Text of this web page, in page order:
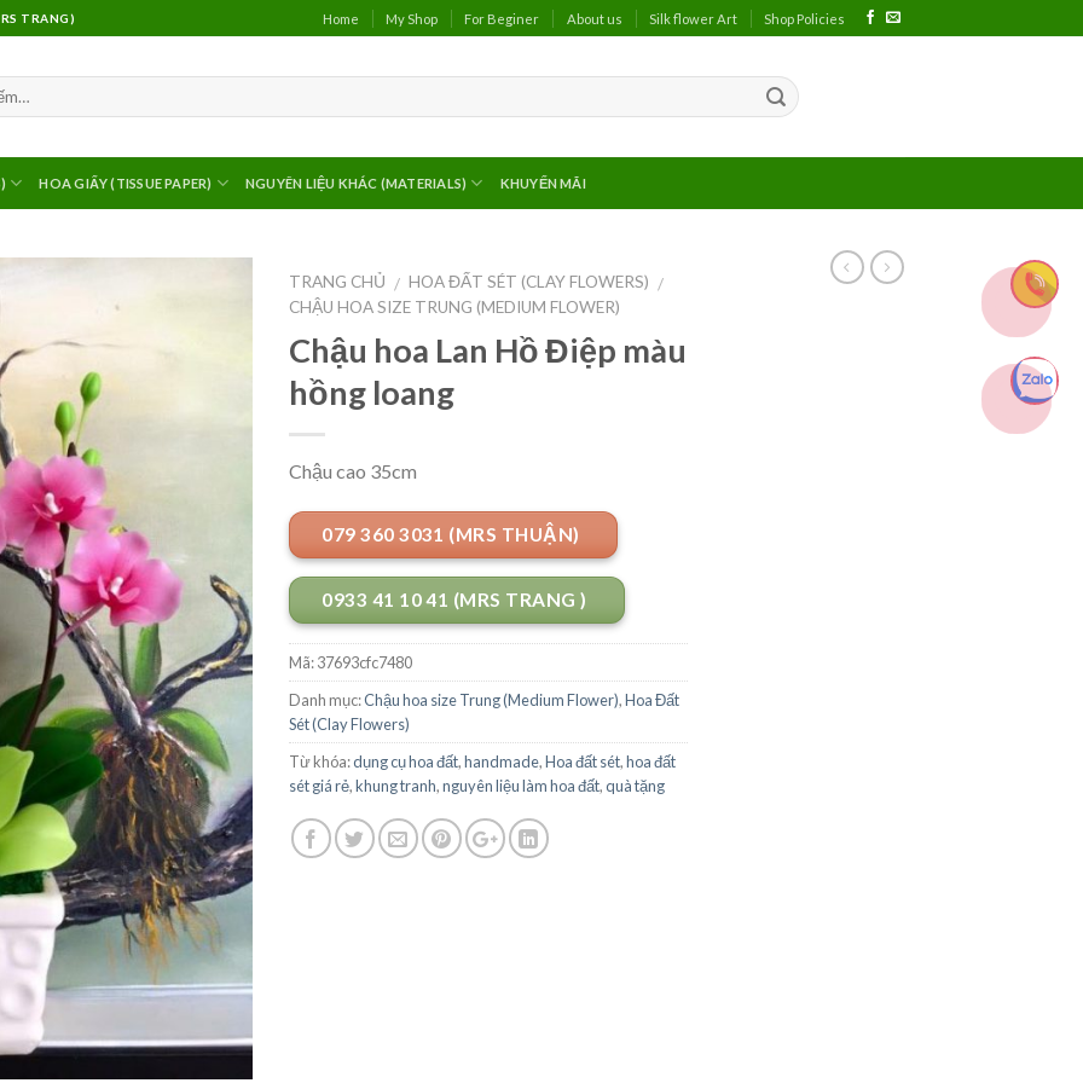
TRANG) Home My Shop For Beginer About us Silk flower Art Shop Policies
HOA GIẤY (TISSUE PAPER) NGUYÊN LIỆU KHÁC (MATERIALS) KHUYẾN MÃI
TRANG CHỦ / HOA ĐẤT SÉT (CLAY FLOWERS) /
CHẬU HOA SIZE TRUNG (MEDIUM FLOWER)
Chậu hoa Lan Hồ Điệp màu
hồng loang
Chậu cao 35cm
079 360 3031 (MRS THUẬN)
0933 41 10 41 (MRS TRANG )
Mã:37693cfc7480
Danh mục:Chậu hoa size Trung (Medium Flower),Hoa Đất
Sét (Clay Flowers)
Từ khóa:dụng cụ hoa đất,handmade,Hoa đất sét,hoa đất
sét giá rẻ,khung tranh,nguyên liệu làm hoa đất,quà tặng